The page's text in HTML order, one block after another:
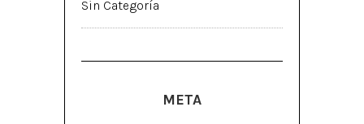
Sin Categoría
META